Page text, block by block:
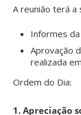
A reunião terá a
Informes
Aprovação
realizada
Ordem do Dia:
1. Apreciação